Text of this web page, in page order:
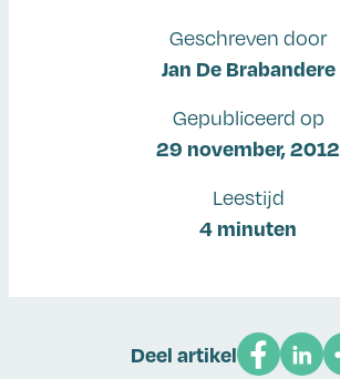
Geschreven door
Jan De Brabandere
Gepubliceerd op
29 november, 2012
Leestijd
4 minuten
Deel artikel